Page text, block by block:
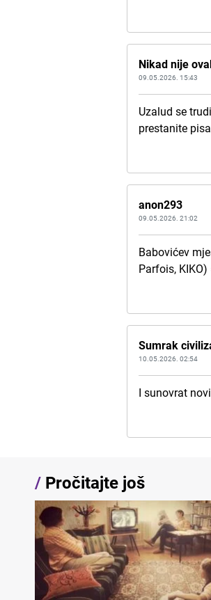
Nikad nije
09.05.2026. 15:43
Uzalud se
prestanite
anon293
09.05.2026. 21:02
Babovićev
Parfois,
Sumrak
10.05.2026. 02:54
I sunovrat
/ Pročitajte još